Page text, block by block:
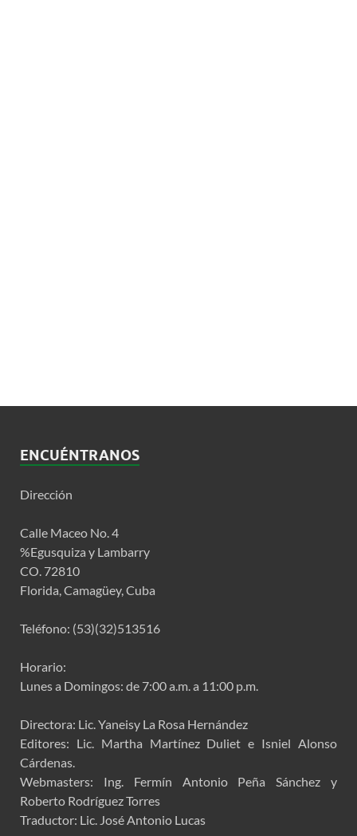
ENCUÉNTRANOS
Dirección
Calle Maceo No. 4
%Egusquiza y Lambarry
CO. 72810
Florida, Camagüey, Cuba
Teléfono: (53)(32)513516
Horario:
Lunes a Domingos: de 7:00 a.m. a 11:00 p.m.
Directora: Lic. Yaneisy La Rosa Hernández
Editores: Lic. Martha Martínez Duliet e Isniel Alonso
Cárdenas.
Webmasters: Ing. Fermín Antonio Peña Sánchez y
Roberto Rodríguez Torres
Traductor: Lic. José Antonio Lucas